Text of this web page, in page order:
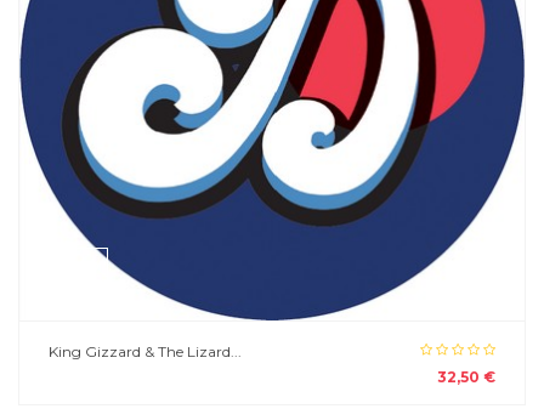
King Gizzard & The Lizard...
32,50 €